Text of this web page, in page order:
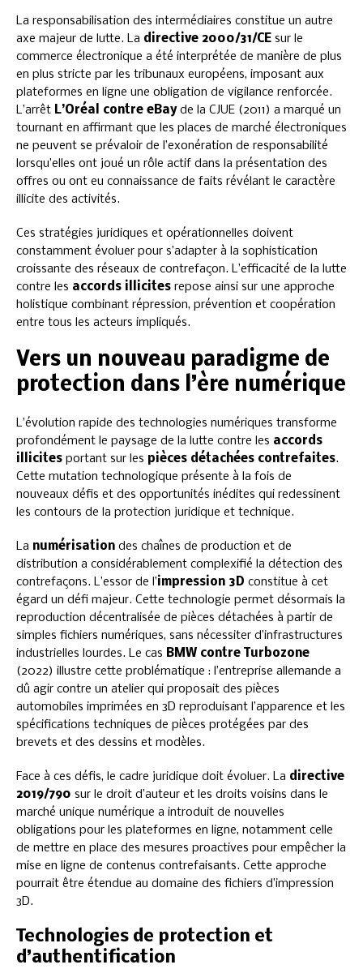
La responsabilisation des intermédiaires constitue un autre
axe majeur de lutte. La directive 2000/31/CE sur le
commerce électronique a été interprétée de manière de plus
en plus stricte par les tribunaux européens, imposant aux
plateformes en ligne une obligation de vigilance renforcée.
L’arrêt L’Oréal contre eBayde la CJUE (2011) a marqué un
tournant en affirmant que les places de marché électroniques
ne peuvent se prévaloir de l’exonération de responsabilité
lorsqu’elles ont joué un rôle actif dans la présentation des
offres ou ont eu connaissance de faits révélant le caractère
illicite des activités.
Ces stratégies juridiques et opérationnelles doivent
constamment évoluer pour s’adapter à la sophistication
croissante des réseaux de contrefaçon. L’efficacité de la lutte
contre les accords illicites repose ainsi sur une approche
holistique combinant répression, prévention et coopération
entre tous les acteurs impliqués.
Vers un nouveau paradigme de
protection dans l’ère numérique
L’évolution rapide des technologies numériques transforme
profondément le paysage de la lutte contre les accords
illicites portant sur les pièces détachées contrefaites.
Cette mutation technologique présente à la fois de
nouveaux défis et des opportunités inédites qui redessinent
les contours de la protection juridique et technique.
La numérisation des chaînes de production et de
distribution a considérablement complexifié la détection des
contrefaçons. L’essor de l’impression 3D constitue à cet
égard un défi majeur. Cette technologie permet désormais la
reproduction décentralisée de pièces détachées à partir de
simples fichiers numériques, sans nécessiter d’infrastructures
industrielles lourdes. Le cas BMW contre Turbozone
(2022) illustre cette problématique : l’entreprise allemande a
dû agir contre un atelier qui proposait des pièces
automobiles imprimées en 3D reproduisant l’apparence et les
spécifications techniques de pièces protégées par des
brevets et des dessins et modèles.
Face à ces défis, le cadre juridique doit évoluer. La directive
2019/790 sur le droit d’auteur et les droits voisins dans le
marché unique numérique a introduit de nouvelles
obligations pour les plateformes en ligne, notamment celle
de mettre en place des mesures proactives pour empêcher la
mise en ligne de contenus contrefaisants. Cette approche
pourrait être étendue au domaine des fichiers d’impression
3D.
Technologies de protection et
d’authentification